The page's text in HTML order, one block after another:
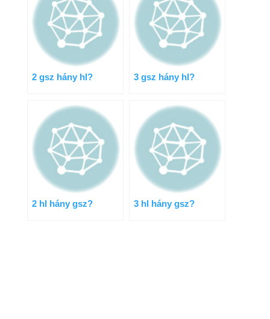
2 gsz hány hl? 3 gsz hány hl?
2 hl hány gsz? 3 hl hány gsz?